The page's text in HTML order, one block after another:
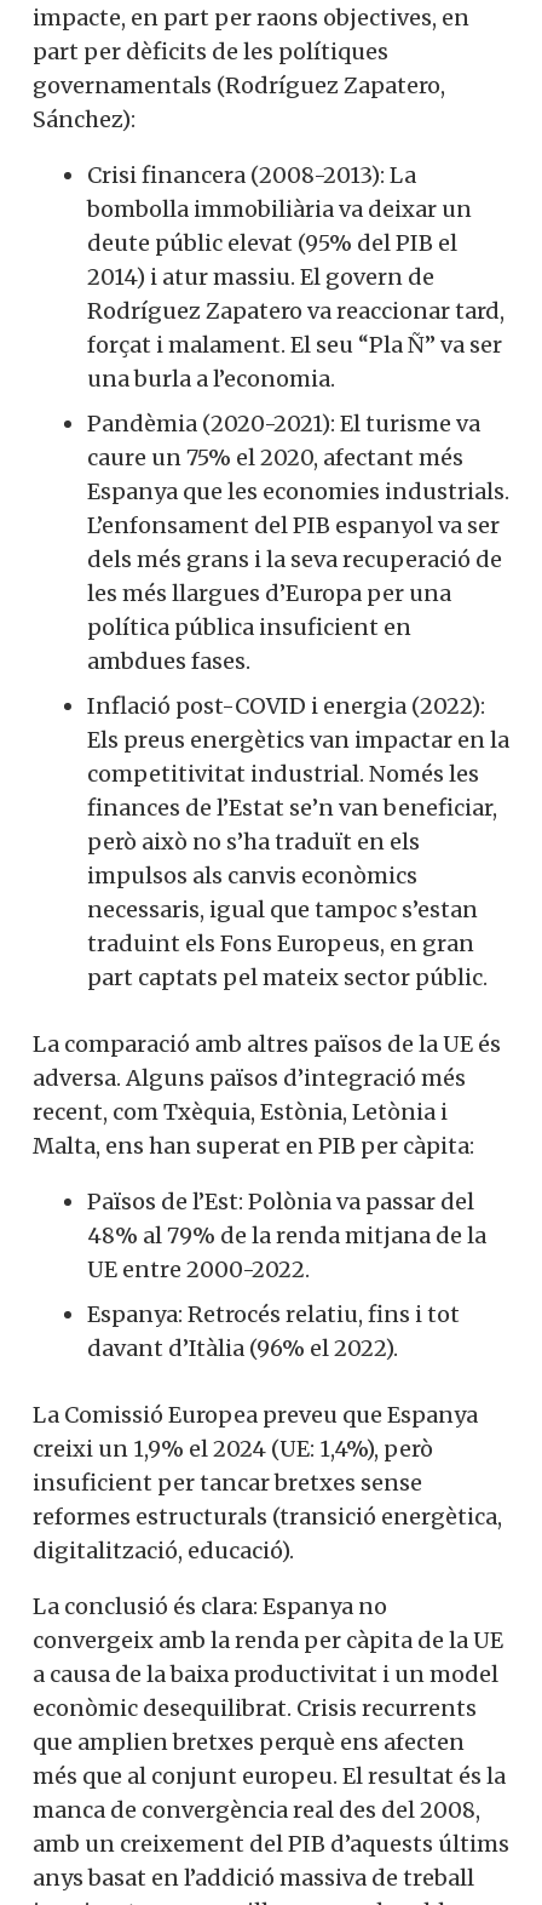
impacte, en part per raons objectives, en
part per dèficits de les polítiques
governamentals (Rodríguez Zapatero,
Sánchez):
Crisi financera (2008-2013): La
bombolla immobiliària va deixar un
deute públic elevat (95% del PIB el
2014) i atur massiu. El govern de
Rodríguez Zapatero va reaccionar tard,
forçat i malament. El seu “Pla Ñ” va ser
una burla a l’economia.
Pandèmia (2020-2021): El turisme va
caure un 75% el 2020, afectant més
Espanya que les economies industrials.
L’enfonsament del PIB espanyol va ser
dels més grans i la seva recuperació de
les més llargues d’Europa per una
política pública insuficient en
ambdues fases.
Inflació post-COVID i energia (2022):
Els preus energètics van impactar en la
competitivitat industrial. Només les
finances de l’Estat se’n van beneficiar,
però això no s’ha traduït en els
impulsos als canvis econòmics
necessaris, igual que tampoc s’estan
traduint els Fons Europeus, en gran
part captats pel mateix sector públic.
La comparació amb altres països de la UE és
adversa. Alguns països d’integració més
recent, com Txèquia, Estònia, Letònia i
Malta, ens han superat en PIB per càpita:
Països de l’Est: Polònia va passar del
48% al 79% de la renda mitjana de la
UE entre 2000-2022.
Espanya: Retrocés relatiu, fins i tot
davant d’Itàlia (96% el 2022).
La Comissió Europea preveu que Espanya
creixi un 1,9% el 2024 (UE: 1,4%), però
insuficient per tancar bretxes sense
reformes estructurals (transició energètica,
digitalització, educació).
La conclusió és clara: Espanya no
convergeix amb la renda per càpita de la UE
a causa de la baixa productivitat i un model
econòmic desequilibrat. Crisis recurrents
que amplien bretxes perquè ens afecten
més que al conjunt europeu. El resultat és la
manca de convergència real des del 2008,
amb un creixement del PIB d’aquests últims
anys basat en l’addició massiva de treball